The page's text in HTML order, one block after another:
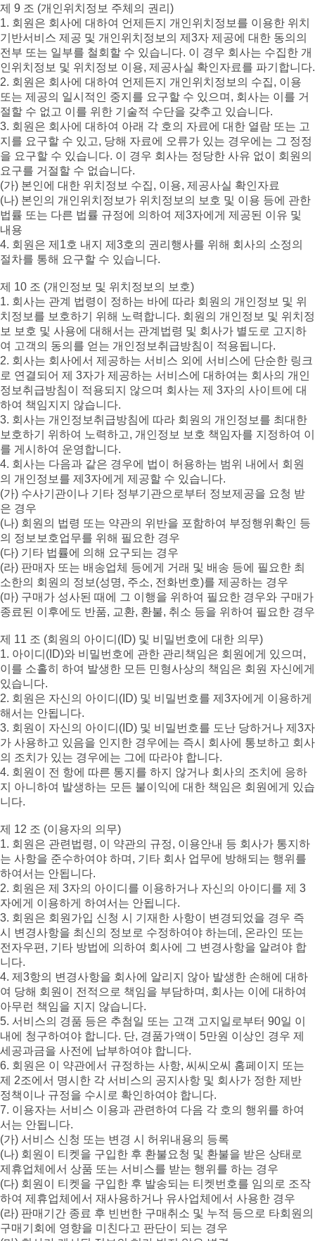
제 9 조 (개인위치정보 주체의 권리)
1. 회원은 회사에 대하여 언제든지 개인위치정보를 이용한 위치
기반서비스 제공 및 개인위치정보의 제3자 제공에 대한 동의의
전부 또는 일부를 철회할 수 있습니다. 이 경우 회사는 수집한 개
인위치정보 및 위치정보 이용, 제공사실 확인자료를 파기합니다.
2. 회원은 회사에 대하여 언제든지 개인위치정보의 수집, 이용
또는 제공의 일시적인 중지를 요구할 수 있으며, 회사는 이를 거
절할 수 없고 이를 위한 기술적 수단을 갖추고 있습니다.
3. 회원은 회사에 대하여 아래 각 호의 자료에 대한 열람 또는 고
지를 요구할 수 있고, 당해 자료에 오류가 있는 경우에는 그 정정
을 요구할 수 있습니다. 이 경우 회사는 정당한 사유 없이 회원의
요구를 거절할 수 없습니다.
(가) 본인에 대한 위치정보 수집, 이용, 제공사실 확인자료
(나) 본인의 개인위치정보가 위치정보의 보호 및 이용 등에 관한
법률 또는 다른 법률 규정에 의하여 제3자에게 제공된 이유 및
내용
4. 회원은 제1호 내지 제3호의 권리행사를 위해 회사의 소정의
절차를 통해 요구할 수 있습니다.
제 10 조 (개인정보 및 위치정보의 보호)
1. 회사는 관계 법령이 정하는 바에 따라 회원의 개인정보 및 위
치정보를 보호하기 위해 노력합니다. 회원의 개인정보 및 위치정
보 보호 및 사용에 대해서는 관계법령 및 회사가 별도로 고지하
여 고객의 동의를 얻는 개인정보취급방침이 적용됩니다.
2. 회사는 회사에서 제공하는 서비스 외에 서비스에 단순한 링크
로 연결되어 제 3자가 제공하는 서비스에 대하여는 회사의 개인
정보취급방침이 적용되지 않으며 회사는 제 3자의 사이트에 대
하여 책임지지 않습니다.
3. 회사는 개인정보취급방침에 따라 회원의 개인정보를 최대한
보호하기 위하여 노력하고, 개인정보 보호 책임자를 지정하여 이
를 게시하여 운영합니다.
4. 회사는 다음과 같은 경우에 법이 허용하는 범위 내에서 회원
의 개인정보를 제3자에게 제공할 수 있습니다.
(가) 수사기관이나 기타 정부기관으로부터 정보제공을 요청 받
은 경우
(나) 회원의 법령 또는 약관의 위반을 포함하여 부정행위확인 등
의 정보보호업무를 위해 필요한 경우
(다) 기타 법률에 의해 요구되는 경우
(라) 판매자 또는 배송업체 등에게 거래 및 배송 등에 필요한 최
소한의 회원의 정보(성명, 주소, 전화번호)를 제공하는 경우
(마) 구매가 성사된 때에 그 이행을 위하여 필요한 경우와 구매가
종료된 이후에도 반품, 교환, 환불, 취소 등을 위하여 필요한 경우
제 11 조 (회원의 아이디(ID) 및 비밀번호에 대한 의무)
1. 아이디(ID)와 비밀번호에 관한 관리책임은 회원에게 있으며,
이를 소홀히 하여 발생한 모든 민형사상의 책임은 회원 자신에게
있습니다.
2. 회원은 자신의 아이디(ID) 및 비밀번호를 제3자에게 이용하게
해서는 안됩니다.
3. 회원이 자신의 아이디(ID) 및 비밀번호를 도난 당하거나 제3자
가 사용하고 있음을 인지한 경우에는 즉시 회사에 통보하고 회사
의 조치가 있는 경우에는 그에 따라야 합니다.
4. 회원이 전 항에 따른 통지를 하지 않거나 회사의 조치에 응하
지 아니하여 발생하는 모든 불이익에 대한 책임은 회원에게 있습
니다.
제 12 조 (이용자의 의무)
1. 회원은 관련법령, 이 약관의 규정, 이용안내 등 회사가 통지하
는 사항을 준수하여야 하며, 기타 회사 업무에 방해되는 행위를
하여서는 안됩니다.
2. 회원은 제 3자의 아이디를 이용하거나 자신의 아이디를 제 3
자에게 이용하게 하여서는 안됩니다.
3. 회원은 회원가입 신청 시 기재한 사항이 변경되었을 경우 즉
시 변경사항을 최신의 정보로 수정하여야 하는데, 온라인 또는
전자우편, 기타 방법에 의하여 회사에 그 변경사항을 알려야 합
니다.
4. 제3항의 변경사항을 회사에 알리지 않아 발생한 손해에 대하
여 당해 회원이 전적으로 책임을 부담하며, 회사는 이에 대하여
아무런 책임을 지지 않습니다.
5. 서비스의 경품 등은 추첨일 또는 고객 고지일로부터 90일 이
내에 청구하여야 합니다. 단, 경품가액이 5만원 이상인 경우 제
세공과금을 사전에 납부하여야 합니다.
6. 회원은 이 약관에서 규정하는 사항, 씨씨오씨 홈페이지 또는
제 2조에서 명시한 각 서비스의 공지사항 및 회사가 정한 제반
정책이나 규정을 수시로 확인하여야 합니다.
7. 이용자는 서비스 이용과 관련하여 다음 각 호의 행위를 하여
서는 안됩니다.
(가) 서비스 신청 또는 변경 시 허위내용의 등록
(나) 회원이 티켓을 구입한 후 환불요청 및 환불을 받은 상태로
제휴업체에서 상품 또는 서비스를 받는 행위를 하는 경우
(다) 회원이 티켓을 구입한 후 발송되는 티켓번호를 임의로 조작
하여 제휴업체에서 재사용하거나 유사업체에서 사용한 경우
(라) 판매기간 종료 후 빈번한 구매취소 및 누적 등으로 타회원의
구매기회에 영향을 미친다고 판단이 되는 경우